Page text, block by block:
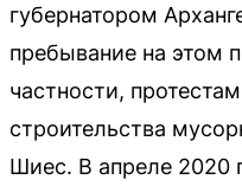
губернатором
пребывание на этом
частности,
строительства
Шиес. В апреле 2020